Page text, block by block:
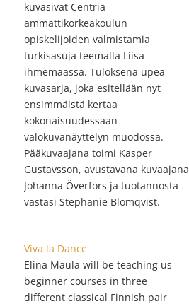
kuvasivat Centria-
ammattikorkeakoulun
opiskelijoiden valmistamia
turkisasuja teemalla Liisa
ihmemaassa. Tuloksena upea
kuvasarja, joka esitellään nyt
ensimmäistä kertaa
kokonaisuudessaan
valokuvanäyttelyn muodossa.
Pääkuvaajana toimi Kasper
Gustavsson, avustavana kuvaajana
Johanna Överfors ja tuotannosta
vastasi Stephanie Blomqvist.
Viva la Dance
Elina Maula will be teaching us
beginner courses in three
different classical Finnish pair